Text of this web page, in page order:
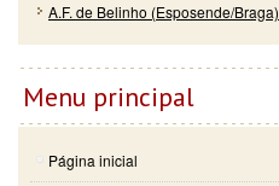
A.F. de Belinho (Esposende/Braga)
Menu principal
Página inicial